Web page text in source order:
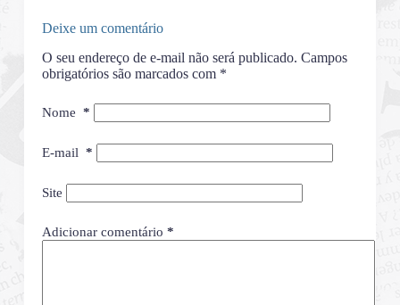
Deixe um comentário
O seu endereço de e-mail não será publicado. Campos
obrigatórios são marcados com *
Nome *
E-mail *
Site
Adicionar comentário *